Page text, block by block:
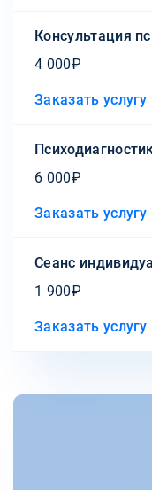
Консультация
4 000₽
Заказать услугу
6 000₽
Заказать услугу
Сеанс
1 900₽
Заказать услугу